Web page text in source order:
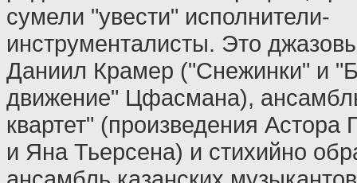
сумели "увести" исполнители-
инструменталисты. Это
Даниил Крамер ("Снежинки" и
движение" Цфасмана),
квартет" (произведения
и Яна Тьерсена) и стихийно